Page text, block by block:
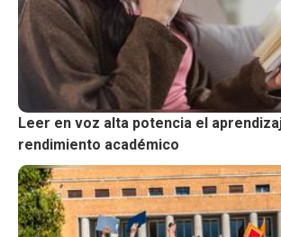
Leer en voz alta potencia el
rendimiento académico